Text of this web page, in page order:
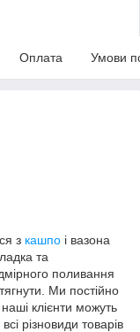
Оплата Умови
з кашпо і вазона
та
поливання
Ми постійно
клієнти можуть
різновиди товарів